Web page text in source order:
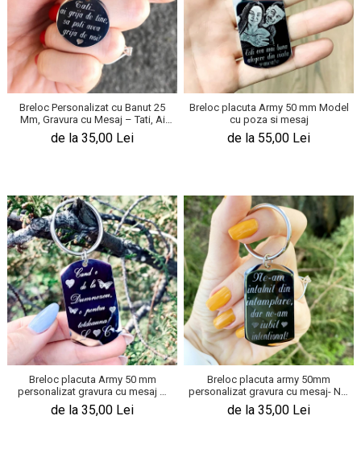
Breloc Personalizat cu Banut 25
Mm, Gravura cu Mesaj – Tati, Ai
Grija!
de la 35,00 Lei
Breloc placuta Army 50 mm Model
cu poza si mesaj
de la 55,00 Lei
Breloc placuta Army 50 mm
personalizat gravura cu mesaj –
Cand e de la Dumnezeu
de la 35,00 Lei
Breloc placuta army 50mm
personalizat gravura cu mesaj- Ne-
am intalnit din intamplare
de la 35,00 Lei